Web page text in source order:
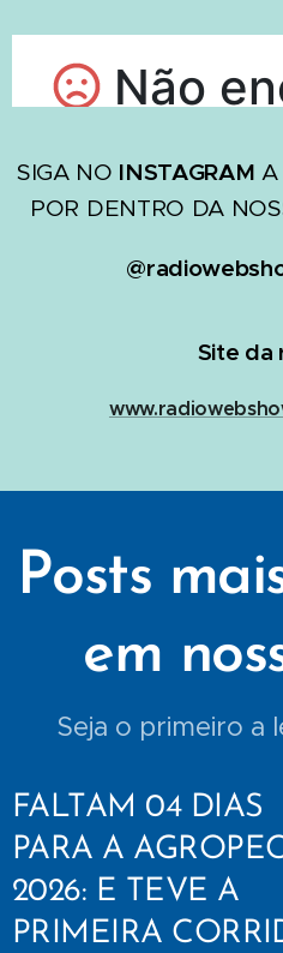
SIGA NO INSTAGRAM A
POR DENTRO DA
Site da
Posts
em
Seja o primeiro a
FALTAM 04 DIAS
PARA A
2026: E TEVE A
PRIMEIRA